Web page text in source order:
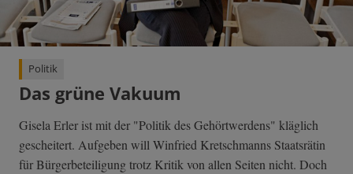
Politik
Das grüne Vakuum
Gisela Erler ist mit der "Politik des Gehörtwerdens" kläglich
gescheitert. Aufgeben will Winfried Kretschmanns Staatsrätin
für Bürgerbeteiligung trotz Kritik von allen Seiten nicht. Doch